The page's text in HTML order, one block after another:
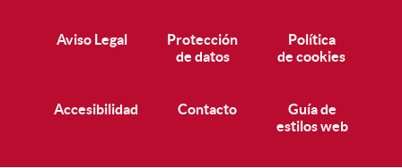
Pie de página
Aviso Legal
Protección
de datos
Política
de cookies
Accesibilidad Contacto
Guía de
estilos web